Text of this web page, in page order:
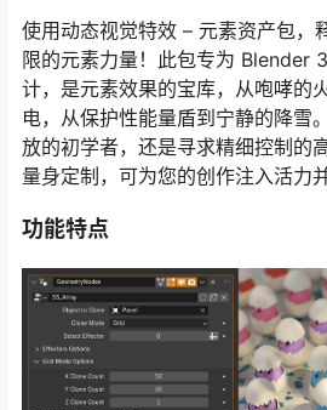
使用动态视觉特效 – 元素资产包，
限的元素力量！此包专为 Blender
计，是元素效果的宝库，从咆哮的
电，从保护性能量盾到宁静的降雪
放的初学者，还是寻求精细控制的
量身定制，可为您的创作注入活力
功能特点